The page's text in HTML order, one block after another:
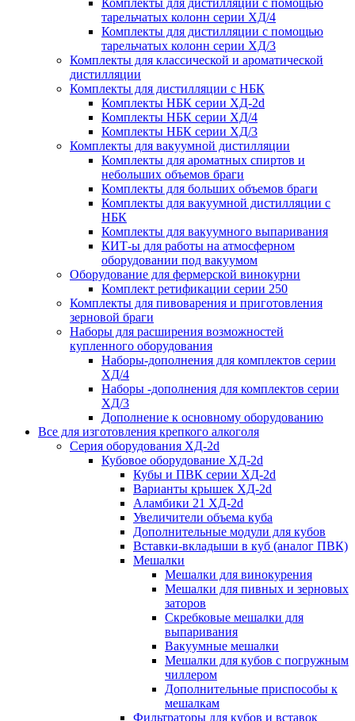
тарельчатых колонн серии ХД/4
Комплекты для дистилляции с помощью
тарельчатых колонн серии ХД/3
Комплекты для классической и ароматической
дистилляции
Комплекты для дистилляции с НБК
Комплекты НБК серии ХД-2d
Комплекты НБК серии ХД/4
Комплекты НБК серии ХД/3
Комплекты для вакуумной дистилляции
Комплекты для ароматных спиртов и
небольших объемов браги
Комплекты для больших объемов браги
Комплекты для вакуумной дистилляции с
НБК
Комплекты для вакуумного выпаривания
КИТ-ы для работы на атмосферном
оборудовании под вакуумом
Оборудование для фермерской винокурни
Комплект ретификации серии 250
Комплекты для пивоварения и приготовления
зерновой браги
Наборы для расширения возможностей
купленного оборудования
Наборы-дополнения для комплектов серии
ХД/4
Наборы -дополнения для комплектов серии
ХД/3
Дополнение к основному оборудованию
Все для изготовления крепкого алкоголя
Серия оборудования ХД-2d
Кубовое оборудование ХД-2d
Кубы и ПВК серии ХД-2d
Варианты крышек ХД-2d
Аламбики 21 ХД-2d
Увеличители объема куба
Дополнительные модули для кубов
Вставки-вкладыши в куб (аналог ПВК)
Мешалки
Мешалки для винокурения
Мешалки для пивных и зерновых
заторов
Скребковые мешалки для
выпаривания
Вакуумные мешалки
Мешалки для кубов с погружным
чиллером
Дополнительные приспособы к
мешалкам
Фильтраторы для кубов и вставок